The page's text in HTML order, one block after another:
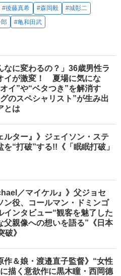
#後藤真希 #森岡毅
#城彰二
#亀和田武
なに変わるの？」36歳男性ラ
イが激変！ 夏場に気にな
イ”や“ベタつき”を解消す
のスペシャリスト”が生み出
とは
ルター』》ジェイソン・ステ
を“打破”する!!《「眠眠打破」
／マイケル』》父ジョセ
ン役、コールマン・ドミンゴ
インタビュー“観客を魅了した
父親像への想いを語る”《日本
破》
作＆娘・渡邉直子監督》“女性
描く意欲作に黒木瞳・西岡德